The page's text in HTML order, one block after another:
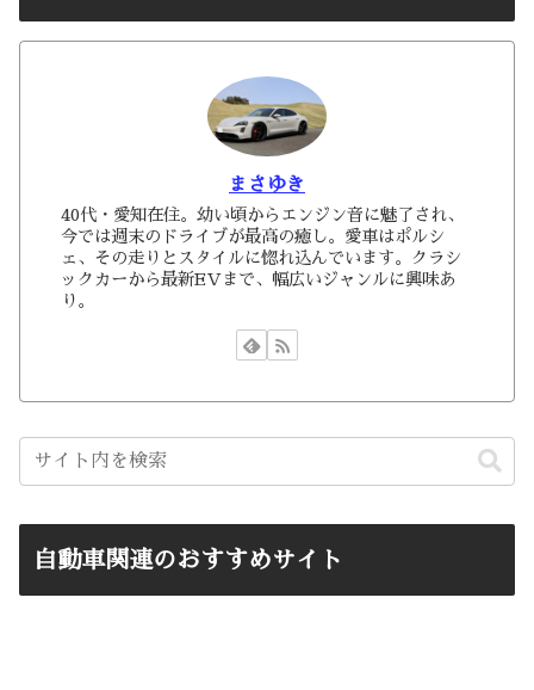
まさゆき
40代・愛知在住。幼い頃からエンジン音に魅了され、
今では週末のドライブが最高の癒し。愛車はポルシ
ェ、その走りとスタイルに惚れ込んでいます。クラシ
ックカーから最新EVまで、幅広いジャンルに興味あ
り。
自動車関連のおすすめサイト